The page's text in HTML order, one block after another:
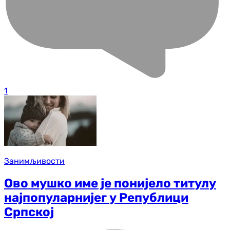
1
Занимљивости
Ово мушко име је понијело титулу
најпопуларнијег у Републици
Српској